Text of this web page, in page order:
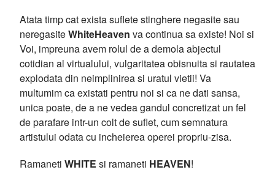
Atata timp cat exista suflete stinghere negasite sau
neregasiteWhiteHeaven va continua sa existe! Noi si
Voi, impreuna avem rolul de a demola abjectul
cotidian al virtualului, vulgaritatea obisnuita si rautatea
explodata din neimplinirea si uratul vietii! Va
multumim ca existati pentru noi si ca ne dati sansa,
unica poate, de a ne vedea gandul concretizat un fel
de parafare intr-un colt de suflet, cum semnatura
artistului odata cu incheierea operei propriu-zisa.
Ramaneti WHITE si ramaneti HEAVEN!